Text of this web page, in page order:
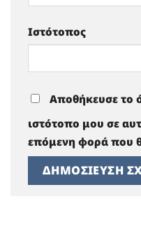
Ιστότοπος
Αποθήκευσε το
ιστότοπο μου σε
επόμενη φορά που